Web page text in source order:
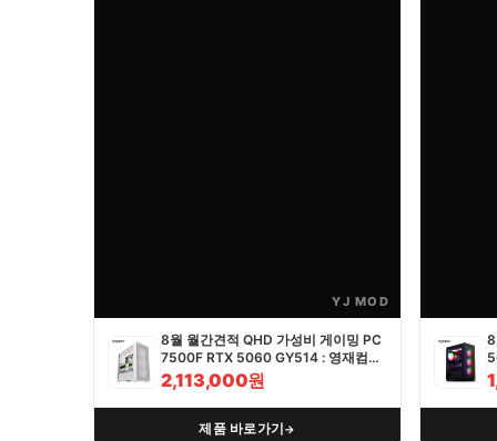
YJ MOD
8월 월간견적 QHD 가성비 게이밍 PC
7500F RTX 5060 GY514 : 영재컴퓨
터
2,113,000원
제품 바로가기→
8